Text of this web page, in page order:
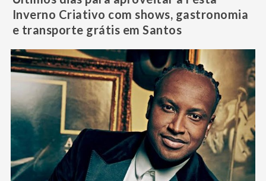
Inverno Criativo com shows, gastronomia
e transporte grátis em Santos